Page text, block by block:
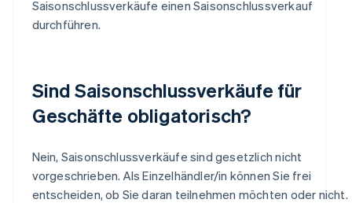
Saisonschlussverkäufe einen Saisonschlussverkauf
durchführen.
Sind Saisonschlussverkäufe für
Geschäfte obligatorisch?
Nein, Saisonschlussverkäufe sind gesetzlich nicht
vorgeschrieben. Als Einzelhändler/in können Sie frei
entscheiden, ob Sie daran teilnehmen möchten oder nicht.